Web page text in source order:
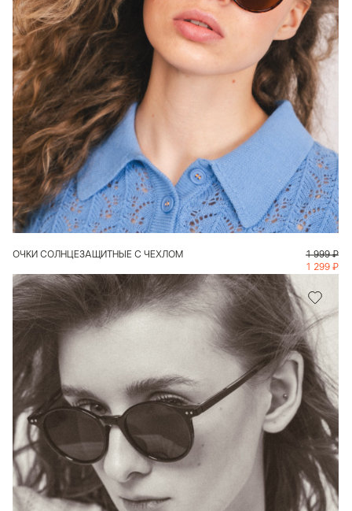
В КОРЗИНУ
ОЧКИ СОЛНЦЕЗАЩИТНЫЕ С ЧЕХЛОМ 1 999 ₽
1 299 ₽